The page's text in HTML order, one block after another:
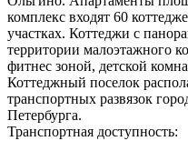
комплекс входят 60
участках. Коттеджи с
территории малоэтажного
фитнес зоной, детской
Коттеджный поселок
транспортных развязок
Петербурга.
Транспортная доступность: